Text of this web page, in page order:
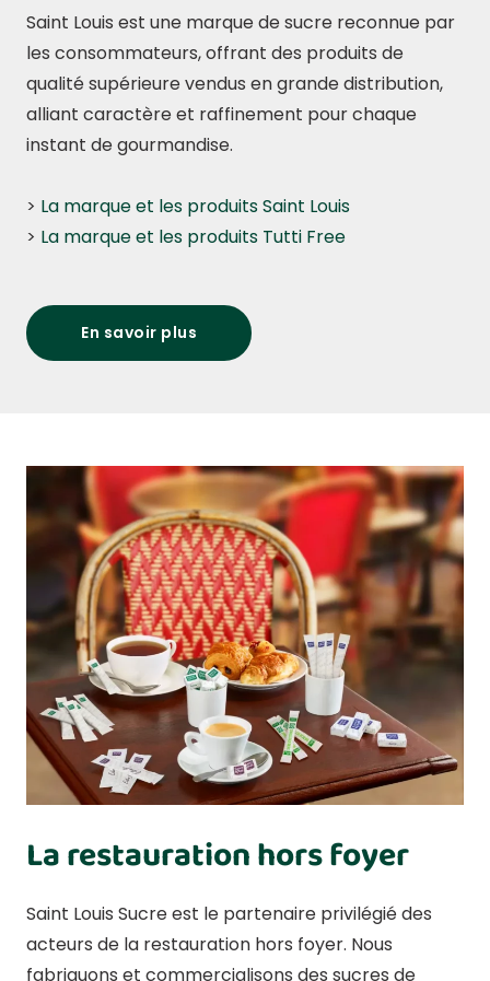
Saint Louis est une marque de sucre reconnue par
les consommateurs, offrant des produits de
qualité supérieure vendus en grande distribution,
alliant caractère et raffinement pour chaque
instant de gourmandise.
> La marque et les produits Saint Louis
> La marque et les produits Tutti Free
En savoir plus
La restauration hors foyer
Saint Louis Sucre est le partenaire privilégié des
acteurs de la restauration hors foyer. Nous
fabriquons et commercialisons des sucres de